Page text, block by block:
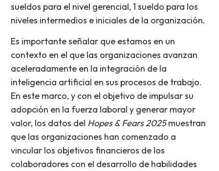
sueldos para el nivel gerencial, 1 sueldo para los
niveles intermedios e iniciales de la organización.
Es importante señalar que estamos en un
contexto en el que las organizaciones avanzan
aceleradamente en la integración de la
inteligencia artificial en sus procesos de trabajo.
En este marco, y con el objetivo de impulsar su
adopción en la fuerza laboral y generar mayor
valor, los datos del Hopes & Fears 2025muestran
que las organizaciones han comenzado a
vincular los objetivos financieros de los
colaboradores con el desarrollo de habilidades